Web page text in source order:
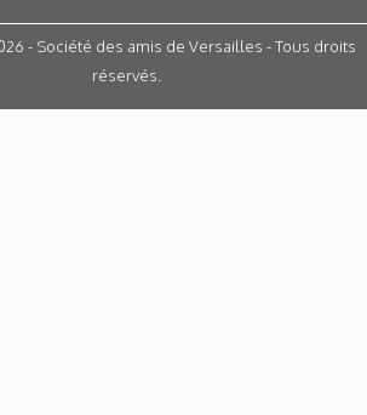
- Société des amis de Versailles - Tous droits
réservés.